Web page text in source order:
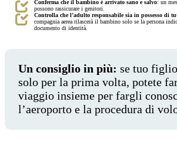
Conferma che il bambino è arrivato sano e salvo: un
possono rassicurare i genitori.
Controlla che l’adulto responsabile sia in possesso di
compagnia aerea rilascerà il bambino solo se la persona
documento di identità.
Un consiglio in più: se tuo
solo per la prima volta, potete
viaggio insieme per fargli
l’aeroporto e la procedura di